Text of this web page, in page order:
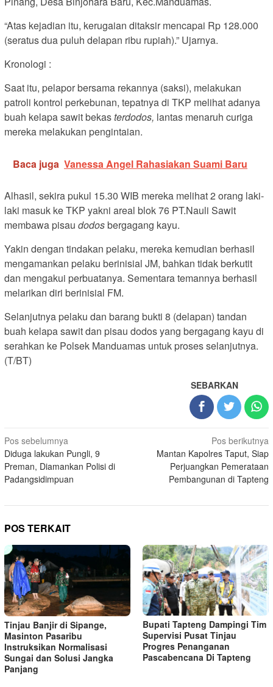
“Atas kejadian itu, kerugaian ditaksir mencapai Rp 128.000
(seratus dua puluh delapan ribu rupiah).” Ujarnya.
Kronologi :
Saat itu, pelapor bersama rekannya (saksi), melakukan
patroli kontrol perkebunan, tepatnya di TKP melihat adanya
buah kelapa sawit bekasterdodos, lantas menaruh curiga
mereka melakukan pengintaian.
Baca juga Vanessa Angel Rahasiakan Suami Baru
Alhasil, sekira pukul 15.30 WIB mereka melihat 2 orang laki-
laki masuk ke TKP yakni areal blok 76 PT.Nauli Sawit
membawa pisau dodosbergagang kayu.
Yakin dengan tindakan pelaku, mereka kemudian berhasil
mengamankan pelaku berinisial JM, bahkan tidak berkutit
dan mengakui perbuatanya. Sementara temannya berhasil
melarikan diri berinisial FM.
Selanjutnya pelaku dan barang bukti 8 (delapan) tandan
buah kelapa sawit dan pisau dodos yang bergagang kayu di
serahkan ke Polsek Manduamas untuk proses selanjutnya.
(T/BT)
SEBARKAN
Navigasi
pos
Pos sebelumnya
Diduga lakukan Pungli, 9
Preman, Diamankan Polisi di
Padangsidimpuan
Pos berikutnya
Mantan Kapolres Taput, Siap
Perjuangkan Pemerataan
Pembangunan di Tapteng
POS TERKAIT
Tinjau Banjir di Sipange,
Masinton Pasaribu
Instruksikan Normalisasi
Sungai dan Solusi Jangka
Panjang
Bupati Tapteng Dampingi Tim
Supervisi Pusat Tinjau
Progres Penanganan
Pascabencana Di Tapteng